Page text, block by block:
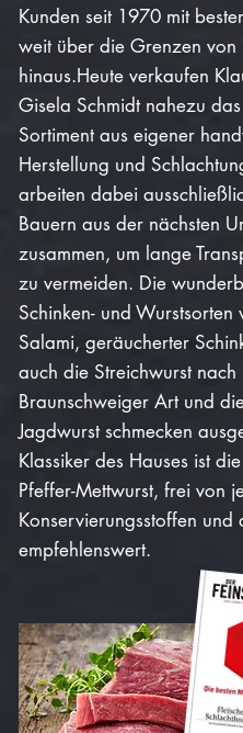
Kunden seit 1970 mit
weit über die Grenzen von
hinaus.Heute verkaufen
Gisela Schmidt nahezu
Sortiment aus eigener
Herstellung und
arbeiten dabei
Bauern aus der nächsten
zusammen, um lange
zu vermeiden. Die
Schinken- und Wurstsorten
Salami, geräucherter
auch die Streichwurst nach
Braunschweiger Art und
Jagdwurst schmecken
Klassiker des Hauses ist
Pfeffer-Mettwurst, frei von
Konservierungsstoffen und
empfehlenswert.